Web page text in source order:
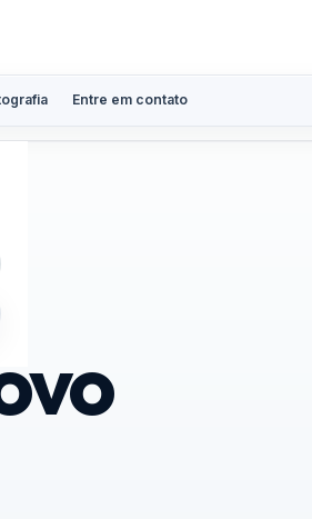
Entre em contato